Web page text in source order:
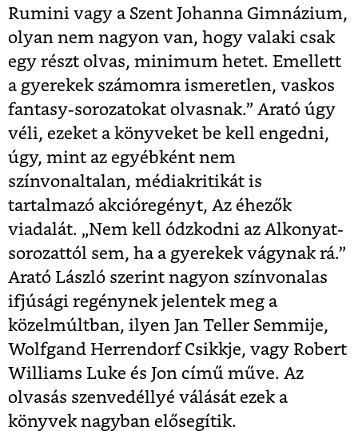
Rumini vagy a Szent Johanna Gimnázium,
olyan nem nagyon van, hogy valaki csak
egy részt olvas, minimum hetet. Emellett
a gyerekek számomra ismeretlen, vaskos
fantasy-sorozatokat olvasnak.” Arató úgy
véli, ezeket a könyveket be kell engedni,
úgy, mint az egyébként nem
színvonaltalan, médiakritikát is
tartalmazó akcióregényt, Az éhezők
viadalát. „Nem kell ódzkodni az Alkonyat-
sorozattól sem, ha a gyerekek vágynak rá.”
Arató László szerint nagyon színvonalas
ifjúsági regénynek jelentek meg a
közelmúltban, ilyen Jan Teller Semmije,
Wolfgand Herrendorf Csikkje, vagy Robert
Williams Luke és Jon című műve. Az
olvasás szenvedéllyé válását ezek a
könyvek nagyban elősegítik.